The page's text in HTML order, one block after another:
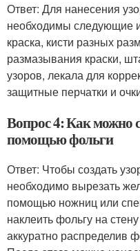
Ответ: Для нанесения
необходимы следующие
краска, кисти разных
размазывания краски,
узоров, лекала для
защитные перчатки и
Вопрос 4: Как можно
помощью фольги
Ответ: Чтобы создать
необходимо вырезать
помощью ножниц или
наклеить фольгу на
аккуратно распределив